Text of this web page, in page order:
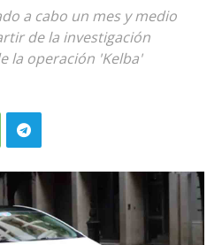
a cabo un mes y medio
de la investigación
la operación 'Kelba'